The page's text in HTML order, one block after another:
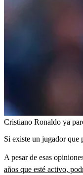
Cristiano Ronaldo ya
Si existe un jugador que
A pesar de esas
años que esté activo,